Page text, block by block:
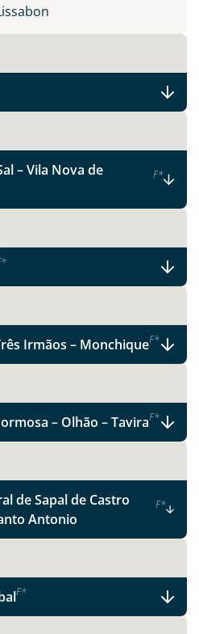
– Vila Nova de
F*
*
Irmãos – MonchiqueF*
– Olhão – TaviraF*
de Sapal de Castro
Antonio
F*
F*